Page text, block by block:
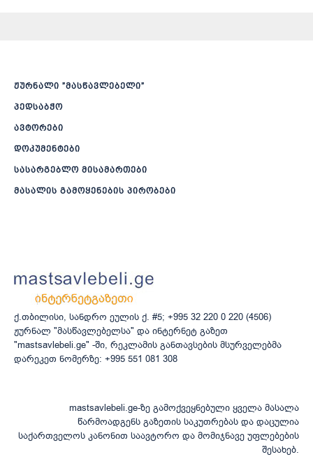
ჟურნალი ”მასწავლებელი”
პედსაბჭო
ავტორები
დოკუმენტები
სასარგებლო მისამართები
მასალის გამოყენების პირობები
ქ.თბილისი, სანდრო ეულის ქ. #5; +995 32 220 0 220 (4506)
ჟურნალ "მასწავლებელსა" და ინტერნეტ გაზეთ
"mastsavlebeli.ge" -ში, რეკლამის განთავსების მსურველებმა
დარეკეთ ნომერზე: +995 551 081 308
mastsavlebeli.ge-ზე გამოქვეყნებული ყველა მასალა
წარმოადგენს გაზეთის საკუთრებას და დაცულია
საქართველოს კანონით საავტორო და მომიჯნავე უფლებების
შესახებ.